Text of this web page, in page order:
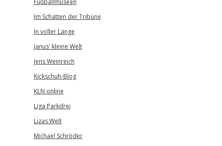
Fußballmuseen
Im Schatten der Tribüne
In voller Länge
Janus' kleine Welt
Jens Weinreich
Kickschuh-Blog
KLN online
Liga Parkdrei
Lizas Welt
Michael Schröder